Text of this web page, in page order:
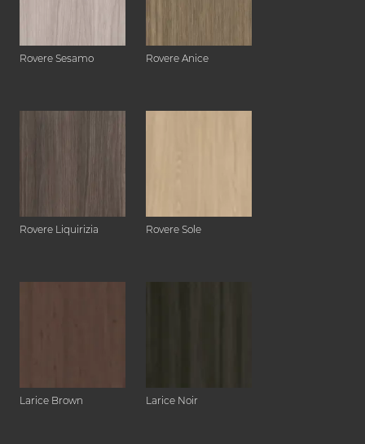
Rovere Sesamo Rovere Anice
Rovere Liquirizia Rovere Sole
Larice Brown Larice Noir